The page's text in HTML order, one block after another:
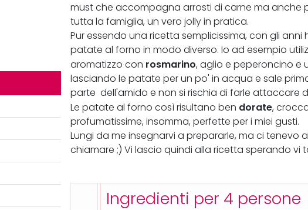
must che accompagna arrosti di carne ma anche
tutta la famiglia, un vero jolly in pratica.
Pur essendo una ricetta semplicissima, con gli
patate al forno in modo diverso. Io ad esempio
aromatizzo con rosmarino, aglio e peperoncino e
lasciando le patate per un po' in acqua e sale
parte dell'amido e non si rischia di farle attaccare
Le patate al forno così risultano ben dorate,
profumatissime, insomma, perfette per i miei gusti.
Lungi da me insegnarvi a prepararle, ma ci tenevo
chiamare ;) Vi lascio quindi alla ricetta sperando vi
Ingredienti per 4 persone